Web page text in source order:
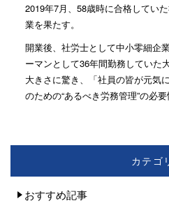
2019年7月、58歳時に合格してい
業を果たす。
開業後、社労士として中小零細企
ーマンとして36年間勤務していた
大きさに驚き、「社員の皆が元気
のための“あるべき労務管理”の必要
カテゴ
おすすめ記事